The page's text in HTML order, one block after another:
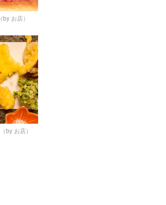
（by お店）
（by お店）